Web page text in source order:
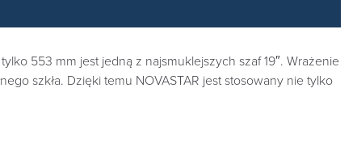
553 mm jest jedną z najsmuklejszych szaf 19″. Wrażenie
szkła. Dzięki temu NOVASTAR jest stosowany nie tylko